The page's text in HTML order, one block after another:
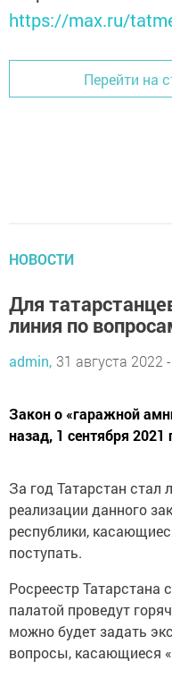
https://max.ru/
Перейти на
НОВОСТИ
Для
линия по
admin, 31 августа 2022
Закон о «гаражной
назад, 1 сентября 2021
За год Татарстан стал
реализации данного
республики,
поступать.
Росреестр Татарстана
палатой проведут
можно будет задать
вопросы, касающиеся